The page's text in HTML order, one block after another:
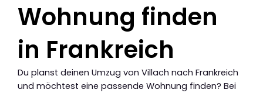
Wohnung finden
in Frankreich
Du planst deinen Umzug von Villach nach Frankreich
und möchtest eine passende Wohnung finden? Bei